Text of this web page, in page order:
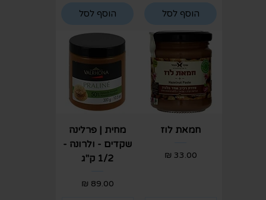
הוסף לסל הוסף לסל
חמאת לוז
מחיר
מחית | פרלינה
שקדים - ולרונה -
1/2 ק"ג
מחיר